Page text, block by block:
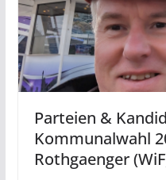
Parteien &
Kommunalwahl
Rothgaenger